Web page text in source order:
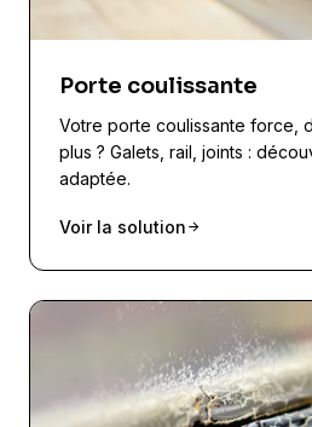
Porte coulissante
Votre porte coulissante force,
plus ? Galets, rail, joints :
adaptée.
Voir la solution